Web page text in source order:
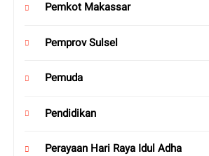
Pemkot Makassar
Pemprov Sulsel
Pemuda
Pendidikan
Perayaan Hari Raya Idul Adha